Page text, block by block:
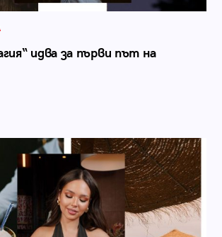
идва за първи път на